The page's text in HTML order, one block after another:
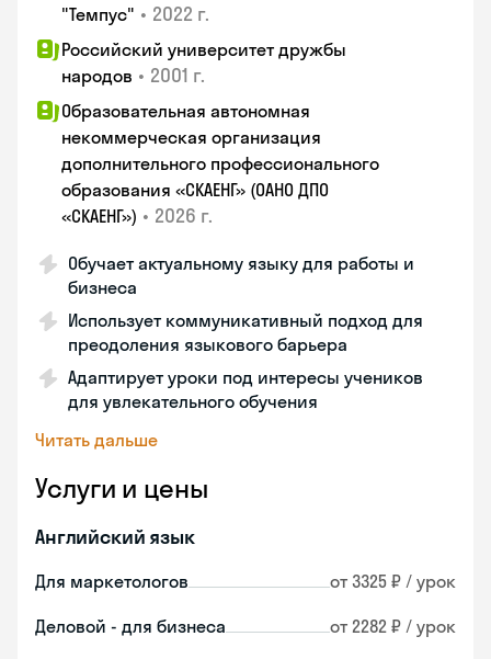
"Темпус" • 2022 г.
Российский университет дружбы
народов • 2001 г.
Образовательная автономная
некоммерческая организация
дополнительного профессионального
образования «СКАЕНГ» (ОАНО ДПО
«СКАЕНГ») • 2026 г.
Обучает актуальному языку для работы и
бизнеса
Использует коммуникативный подход для
преодоления языкового барьера
Адаптирует уроки под интересы учеников
для увлекательного обучения
Читать дальше
Услуги и цены
Английский язык
Для маркетологов от 3325 ₽ / урок
Деловой - для бизнеса от 2282 ₽ / урок